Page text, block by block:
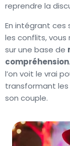
reprendre la
En intégrant
les conflits,
sur une base de
compréhension
l’on voit le vrai
transformant
son couple.